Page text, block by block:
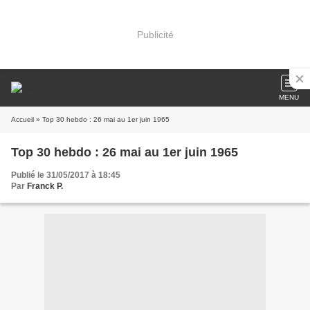
Publicité
MENU
Accueil » Top 30 hebdo : 26 mai au 1er juin 1965
Top 30 hebdo : 26 mai au 1er juin 1965
Publié le 31/05/2017 à 18:45
Par Franck P.